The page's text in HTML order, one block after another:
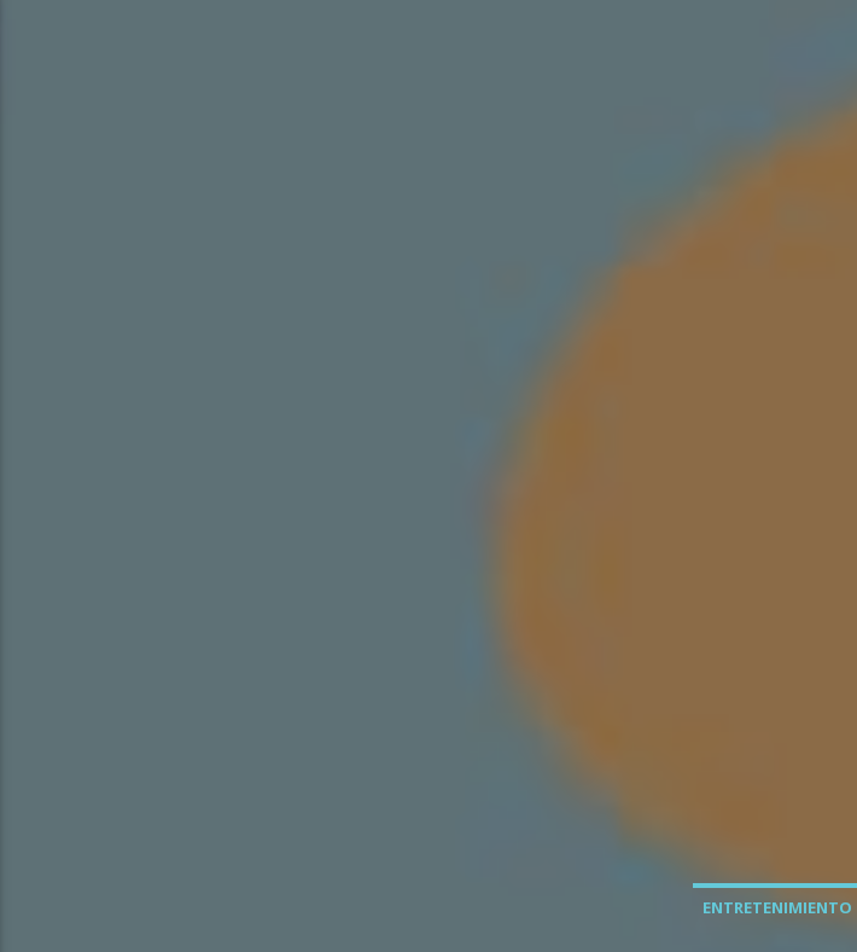
ENTRETENIMIENTO